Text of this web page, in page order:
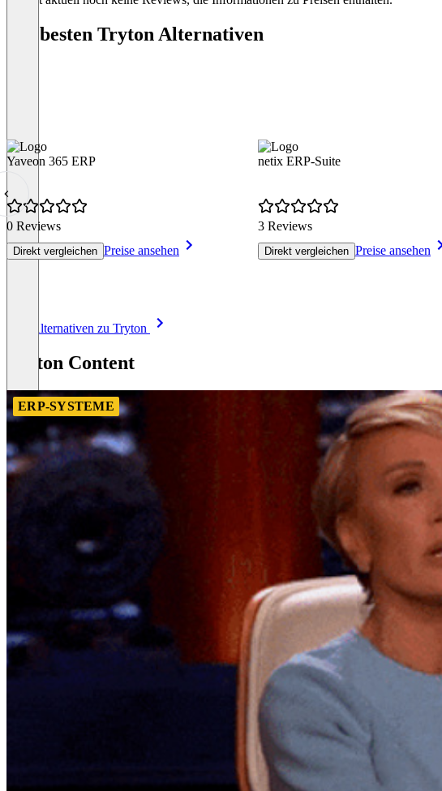
Die besten Tryton Alternativen
Yaveon 365 ERP
0 Reviews
Direkt vergleichen Preise ansehen
netix ERP-Suite
3 Reviews
Direkt vergleichen Preise ansehen
Alle Alternativen zu Tryton
Tryton Content
ERP-SYSTEME